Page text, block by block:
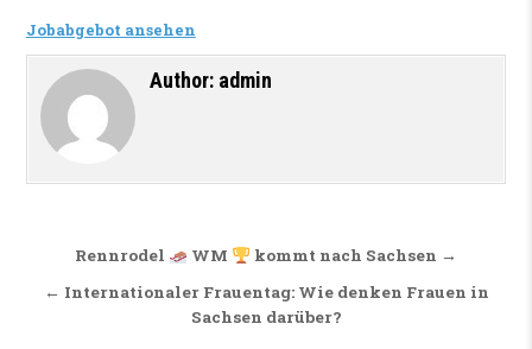
Jobabgebot ansehen
Author: admin
Beitragsnavigation
Rennrodel WM
kommt nach Sachsen →
← Internationaler Frauentag: Wie denken Frauen in
Sachsen darüber?